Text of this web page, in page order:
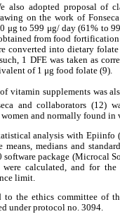
also adopted proposal of
on the work of
μg to 599 μg/ day (61% to
from food
converted into dietary
1 DFE was taken as
of 1 μg food folate (9).
of vitamin supplements was
and collaborators
and normally found in
analysis with Epiinfo
medians and
package (Microcal
calculated, and for the
limit.
to the ethics committee of
under protocol no. 3094.